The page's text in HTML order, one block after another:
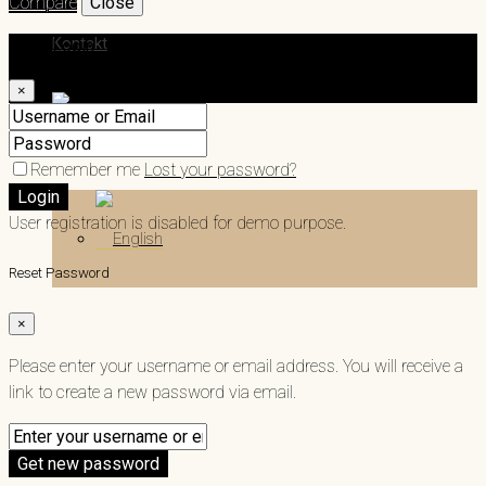
Kontakt
Login
×
Remember me Lost your password?
Login
User registration is disabled for demo purpose.
Reset Password
×
Please enter your username or email address. You will receive a
link to create a new password via email.
Get new password